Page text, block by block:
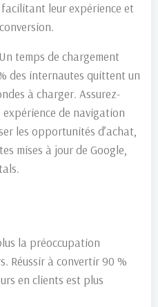
leur expérience et
Un temps de chargement
des internautes quittent un
à charger. Assurez-
de navigation
les opportunités d’achat,
mises à jour de Google,
la préoccupation
Réussir à convertir 90 %
en clients est plus